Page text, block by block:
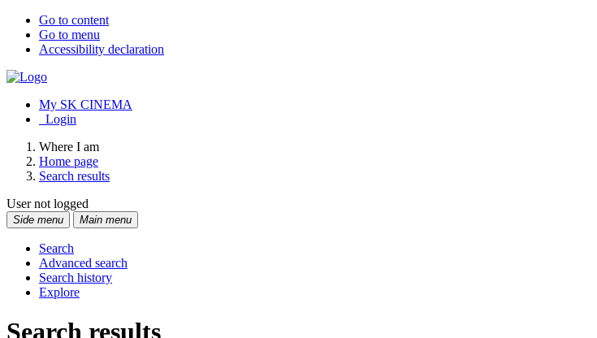
Go to content
Go to menu
Accessibility declaration
My SK CINEMA
Login
Where I am
Home page
Search results
User not logged
Side menu Main menu
Search
Advanced search
Search history
Explore
Search results